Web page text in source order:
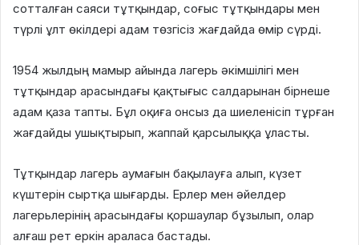
сотталған саяси тұтқындар, соғыс тұтқындары мен
түрлі ұлт өкілдері адам төзгісіз жағдайда өмір сүрді.
1954 жылдың мамыр айында лагерь әкімшілігі мен
тұтқындар арасындағы қақтығыс салдарынан бірнеше
адам қаза тапты. Бұл оқиға онсыз да шиеленісіп тұрған
жағдайды ушықтырып, жаппай қарсылыққа ұласты.
Тұтқындар лагерь аумағын бақылауға алып, күзет
күштерін сыртқа шығарды. Ерлер мен әйелдер
лагерьлерінің арасындағы қоршаулар бұзылып, олар
алғаш рет еркін араласа бастады.